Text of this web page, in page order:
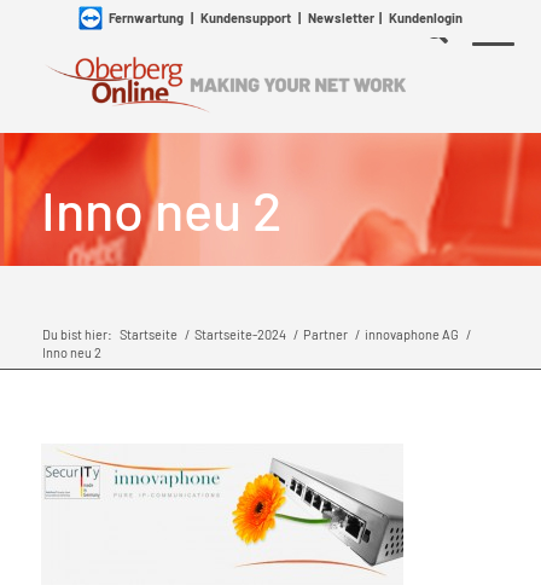
Fernwartung| Kundensupport| Newsletter| Kundenlogin
Inno neu 2
Du bist hier: Startseite / Startseite-2024 / Partner / innovaphone AG /
Inno neu 2